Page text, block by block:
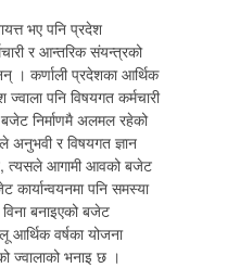
भए पनि प्रदेश
र आन्तरिक संयन्त्रको
। कर्णाली प्रदेशका आर्थिक
ज्वाला पनि विषयगत कर्मचारी
निर्माणमै अलमल रहेको
र विषयगत ज्ञान
त्यसले आगामी आवको बजेट
पनि समस्या
बनाइएको बजेट
वर्षका योजना
ज्वालाको भनाइ छ ।